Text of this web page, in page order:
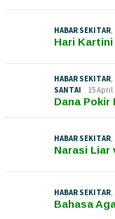
HABAR SEKITAR,
Hari
HABAR SEKITAR,
SANTAI
15 April
Dana Pokir
HABAR SEKITAR,
Narasi
HABAR SEKITAR,
Bahasa